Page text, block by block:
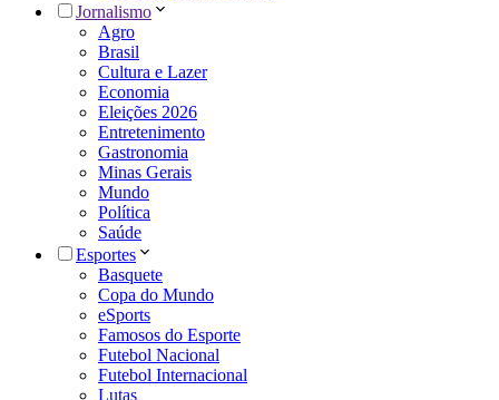
Jornalismo
Agro
Brasil
Cultura e Lazer
Economia
Eleições 2026
Entretenimento
Gastronomia
Minas Gerais
Mundo
Política
Saúde
Esportes
Basquete
Copa do Mundo
eSports
Famosos do Esporte
Futebol Nacional
Futebol Internacional
Lutas